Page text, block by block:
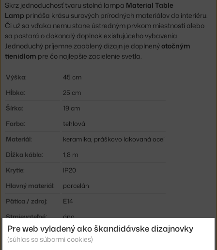
Skrz jednoduchosť tvaru stolná lampa Material Table
Lamp prináša krásu surových prírodných materiálov do interiéru.
Či už sa vďaka nemu stane ústredným prvkom miestnosti alebo
sa postará o dokonalý doplnok existujúceho vybavenia.
Jednoduchý príjemne zaoblený dizajn je doplnenýotočným
tienidlom pre čo najlepšie zacielenie svetla.
Výška:
45 cm
Hĺbka:
25 cm
Šírka:
19 cm
Farba:
tehlová
Materiál:
keramika, práškovo lakovaná oceľ
Dĺžka kábla:
1,8 m
Krytie:
IP20
Hlavný materiál:
porcelán
Pätica / zdroj:
E14
Stmievateľné:
áno
Distribúcia svetla: priame osvetlenie
Pre web vyladený ako škandidávske dizajnovky
(súhlas so súbormi cookies)